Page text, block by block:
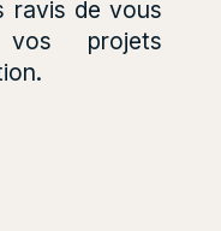
ravis de vous
vos projets